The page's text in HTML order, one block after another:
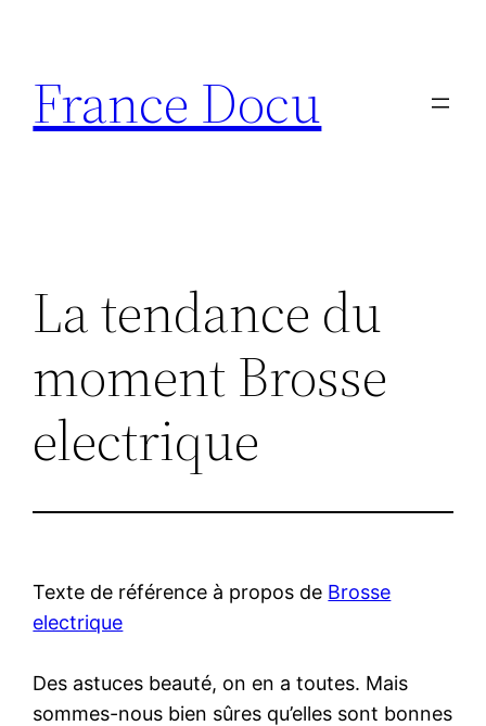
contenu
France Docu
La tendance du
moment Brosse
electrique
Texte de référence à propos de Brosse
electrique
Des astuces beauté, on en a toutes. Mais
sommes-nous bien sûres qu’elles sont bonnes